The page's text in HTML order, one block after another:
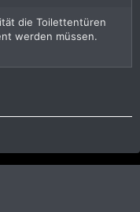
die Toilettentüren
werden müssen.